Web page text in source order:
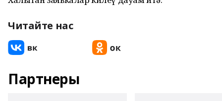
Читайте нас
Партнеры